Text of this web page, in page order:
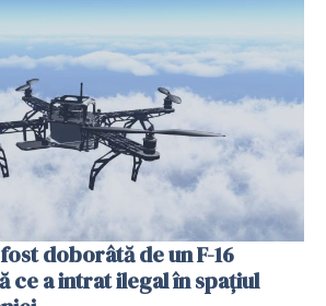
doborâtă de un F-16
ce a intrat ilegal în spațiul